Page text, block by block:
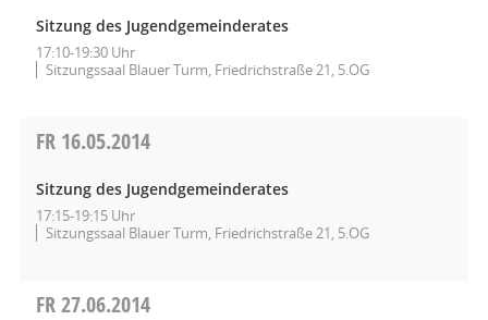
Sitzung des Jugendgemeinderates
17:10-19:30 Uhr
Sitzungssaal Blauer Turm, Friedrichstraße 21, 5.OG
FR 16.05.2014
Sitzung des Jugendgemeinderates
17:15-19:15 Uhr
Sitzungssaal Blauer Turm, Friedrichstraße 21, 5.OG
FR27.06.2014